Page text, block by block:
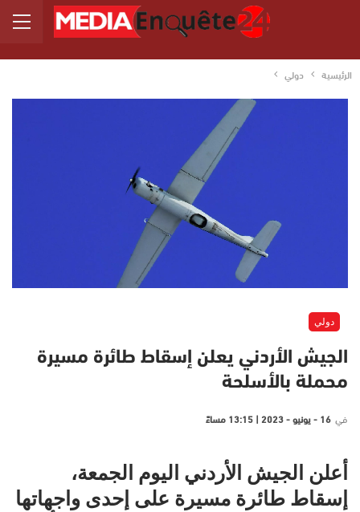
الرئيسية دولي
دولي
الجيش الأردني يعلن إسقاط طائرة مسيرة
محملة بالأسلحة
في 16 - يونيو - 2023 | 13:15 مساءً
أعلن الجيش الأردني اليوم الجمعة،
إسقاط طائرة مسيرة على إحدى واجهاتها